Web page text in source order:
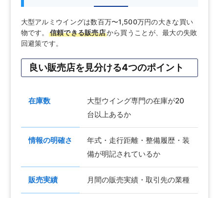
大型アルミウイングは数百万〜1,500万円の大きな買い
物です。
信頼できる販売店から買うことが、最大の失敗
回避策です。
良い販売店を見分ける4つのポイント
在庫数
大型ウイング専門の在庫が20
台以上あるか
情報の明確さ
年式・走行距離・整備履歴・装
備が明記されているか
販売実績 月間の販売実績・取引先の業種